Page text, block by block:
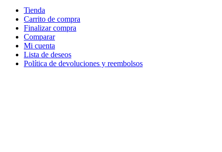
Tienda
Carrito de compra
Finalizar compra
Comparar
Mi cuenta
Lista de deseos
Política de devoluciones y reembolsos